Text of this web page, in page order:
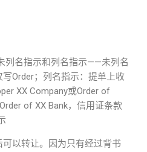
列名指示和列名指示——未列名
Order；列名指示：提单上收
XX Company或Order of
of XX Bank，信用证条款
以转让。因为只有经过背书